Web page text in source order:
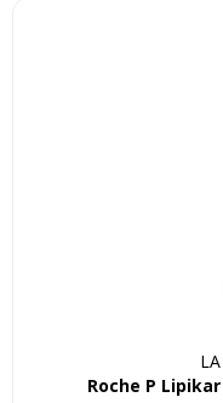
Roche P